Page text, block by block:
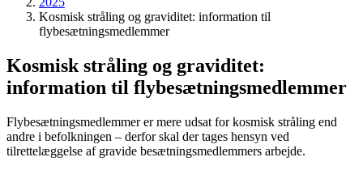
Kosmisk stråling og graviditet: information til
flybesætningsmedlemmer
Kosmisk stråling og graviditet:
information til flybesætningsmedlemmer
Flybesætningsmedlemmer er mere udsat for kosmisk stråling end
andre i befolkningen – derfor skal der tages hensyn ved
tilrettelæggelse af gravide besætningsmedlemmers arbejde.